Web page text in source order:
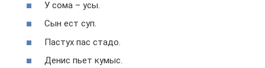
У сома – усы.
Сын ест суп.
Пастух пас стадо.
Денис пьет кумыс.